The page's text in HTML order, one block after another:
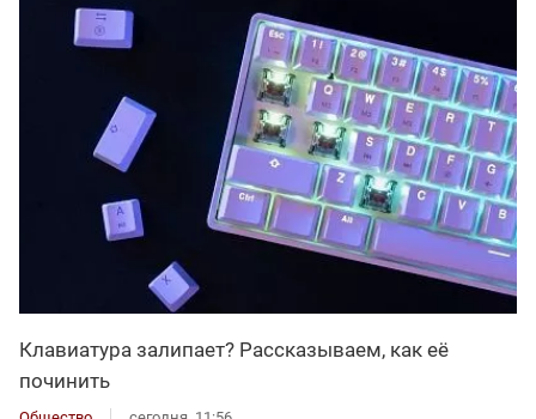
Клавиатура залипает? Рассказываем, как её
починить